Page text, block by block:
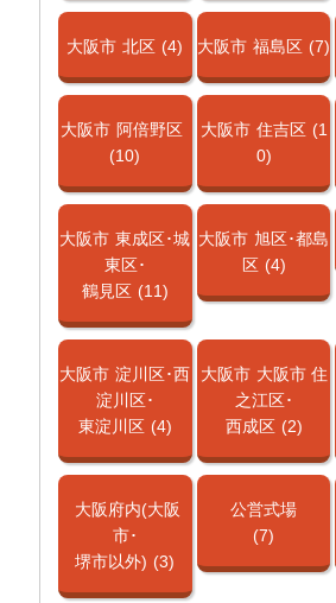
大阪市 北区 (4) 大阪市 福島区 (7)
大阪市 阿倍野区
(10)
大阪市 住吉区 (1
0)
大阪市 東成区･城
東区･
鶴見区 (11)
大阪市 旭区･都島
区 (4)
大阪市 淀川区･西
淀川区･
東淀川区 (4)
大阪市 大阪市 住
之江区･
西成区 (2)
大阪府内(大阪
市･
堺市以外) (3)
公営式場
(7)